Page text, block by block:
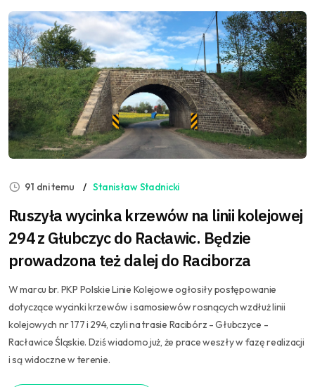
91 dni temu Stanisław Stadnicki
Ruszyła wycinka krzewów na linii kolejowej
294 z Głubczyc do Racławic. Będzie
prowadzona też dalej do Raciborza
W marcu br. PKP Polskie Linie Kolejowe ogłosiły postępowanie
dotyczące wycinki krzewów i samosiewów rosnących wzdłuż linii
kolejowych nr 177 i 294, czyli na trasie Racibórz - Głubczyce -
Racławice Śląskie. Dziś wiadomo już, że prace weszły w fazę realizacji
i są widoczne w terenie.